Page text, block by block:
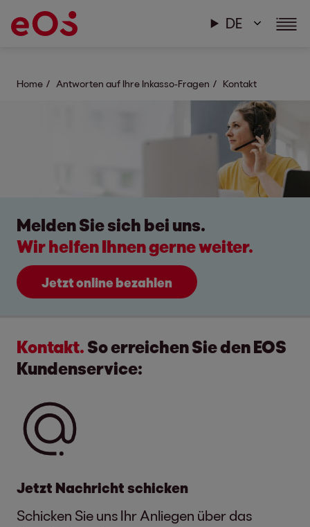
DE
Home Antworten auf Ihre Inkasso-Fragen Kontakt
Melden Sie sich bei uns.
Wir helfen Ihnen gerne weiter.
Jetzt online bezahlen
Kontakt. So erreichen Sie den EOS
Kundenservice:
Jetzt Nachricht schicken
Schicken Sie uns Ihr Anliegen über das